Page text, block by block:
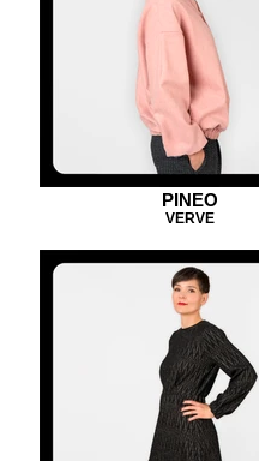
PINEO
VERVE